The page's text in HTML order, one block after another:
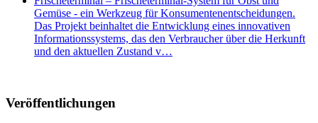
Gemüse - ein Werkzeug für Konsumentenentscheidungen.
Das Projekt beinhaltet die Entwicklung eines innovativen
Informationssystems, das den Verbraucher über die Herkunft
und den aktuellen Zustand v…
Veröffentlichungen